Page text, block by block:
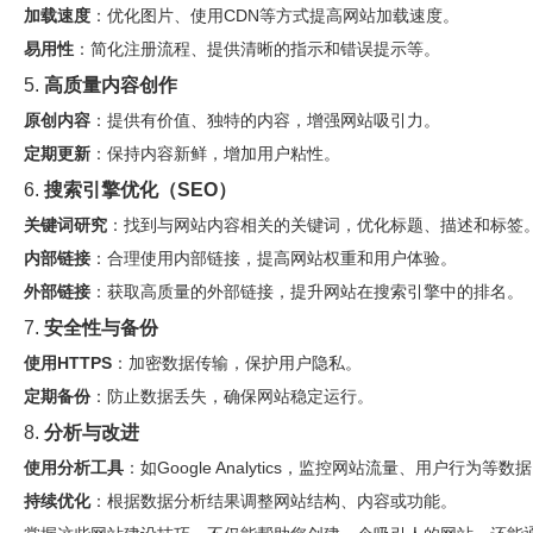
加载速度 ：优化图片、使用CDN等方式提高网站加载速度。
易用性 ：简化注册流程、提供清晰的指示和错误提示等。
5. 高质量内容创作
原创内容 ：提供有价值、独特的内容，增强网站吸引力。
定期更新 ：保持内容新鲜，增加用户粘性。
6. 搜索引擎优化（SEO）
关键词研究 ：找到与网站内容相关的关键词，优化标题、描述和标签
内部链接 ：合理使用内部链接，提高网站权重和用户体验。
外部链接 ：获取高质量的外部链接，提升网站在搜索引擎中的排名。
7. 安全性与备份
使用HTTPS ：加密数据传输，保护用户隐私。
定期备份：防止数据丢失，确保网站稳定运行。
8. 分析与改进
使用分析工具 ：如Google Analytics，监控网站流量、用户行为等数
持续优化：根据数据分析结果调整网站结构、内容或功能。